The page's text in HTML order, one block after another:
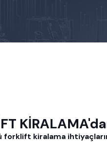
forklift kiralama